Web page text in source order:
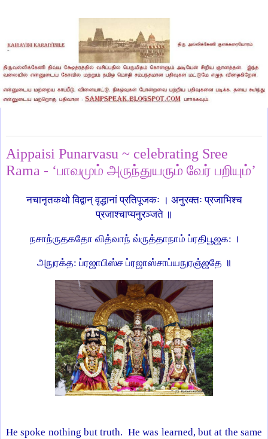
Aippaisi Punarvasu ~ celebrating Sree
Rama - ‘பாவமும் அருந்துயரும் வேர் பறியும்’
नचानृतकथो विद्वान् वृद्धानां प्रतिपूजकः । अनुरक्तः प्रजाभिश्च
प्रजाश्चाप्यनुरञ्जते ॥
நசாந்ருதகதோ வித்வாந் வ்ருத்தாநாம் ப்ரதிபூஜக: ।
அநுரக்த: ப்ரஜாபிஸ்ச ப்ரஜாஸ்சாப்யநுரஞ்ஜதே ॥
He spoke nothing but truth. He was learned, but at the same